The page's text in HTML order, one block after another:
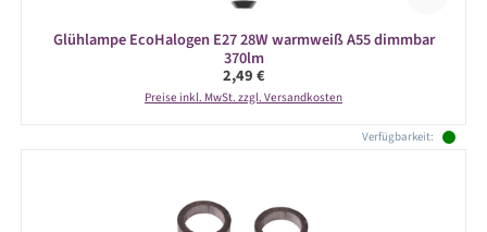
Glühlampe EcoHalogen E27 28W warmweiß A55 dimmbar
370lm
Regulärer Preis:
2,49 €
Preise inkl. MwSt. zzgl. Versandkosten
Verfügbarkeit: